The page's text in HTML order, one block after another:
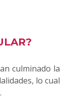
culminado la
lo cual